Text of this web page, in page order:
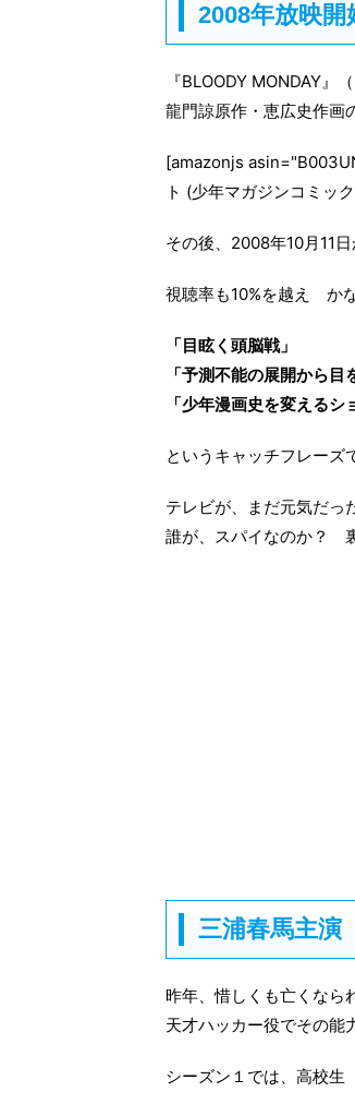
2008年放映開
『BLOODY MONDAY
龍門諒原作・恵広史作画
[amazonjs
ト (少年マガジンコミッ
その後、2008年10月11
視聴率も10%を越え か
「目眩く頭脳戦」
「予測不能の展開から目
「少年漫画史を変えるシ
というキャッチフレーズ
テレビが、まだ元気だっ
誰が、スパイなのか？
三浦春馬主演
昨年、惜しくも亡くなら
天才ハッカー役でその
シーズン１では、高校生